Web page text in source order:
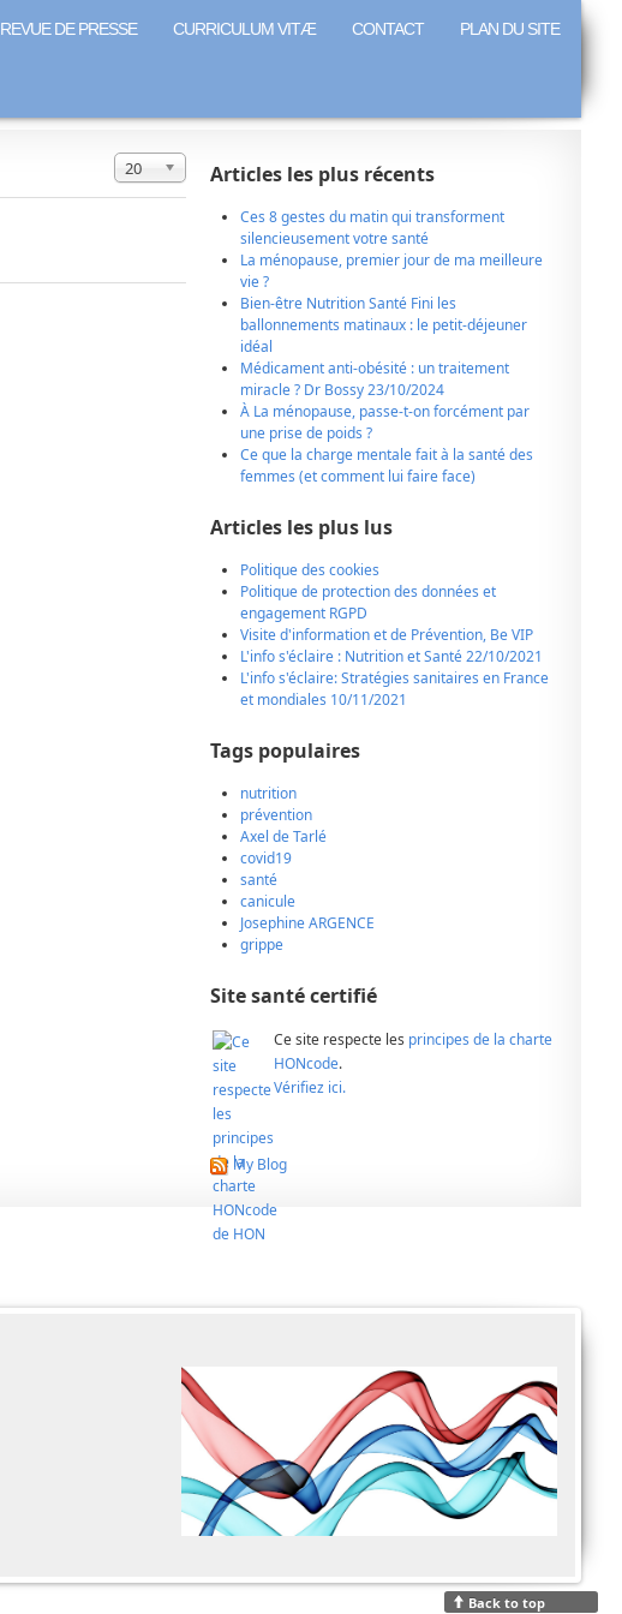
REVUE DE PRESSE CURRICULUM VITÆ CONTACT PLAN DU SITE
Affichage #
20 Articles les plus récents
Ces 8 gestes du matin qui transforment
silencieusement votre santé
La ménopause, premier jour de ma meilleure
vie ?
Bien-être Nutrition Santé Fini les
ballonnements matinaux : le petit-déjeuner
idéal
Médicament anti-obésité : un traitement
miracle ? Dr Bossy 23/10/2024
À La ménopause, passe-t-on forcément par
une prise de poids ?
Ce que la charge mentale fait à la santé des
femmes (et comment lui faire face)
Articles les plus lus
Politique des cookies
Politique de protection des données et
engagement RGPD
Visite d'information et de Prévention, Be VIP
L'info s'éclaire : Nutrition et Santé 22/10/2021
L'info s'éclaire: Stratégies sanitaires en France
et mondiales 10/11/2021
Tags populaires
nutrition
prévention
Axel de Tarlé
covid19
santé
canicule
Josephine ARGENCE
grippe
Site santé certifié
Ce site respecte les principes de la charte
HONcode.
Vérifiez ici.
My Blog
Back to top